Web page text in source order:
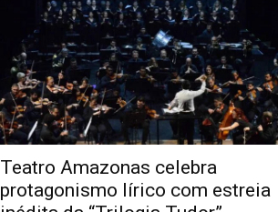
Teatro Amazonas celebra
protagonismo lírico com estreia